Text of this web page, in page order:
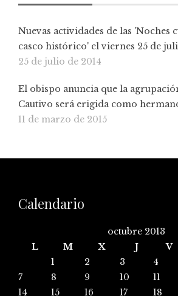
Nuevas actividades de las 'Noches
casco histórico' el viernes 25 de
25 de julio de 2014
El obispo anuncia que la
Cautivo será erigida como
11 de marzo de 2015
Calendario
octubre 2013
L
M X J V
1
2 3 4
7
8 9 10 11
14
15 16 17 18